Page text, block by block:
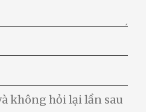
không hỏi lại lần sau